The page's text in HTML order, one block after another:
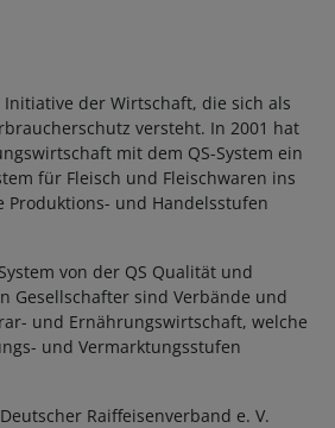
Initiative der Wirtschaft, die sich als
versteht. In 2001 hat
mit dem QS-System ein
für Fleisch und Fleischwaren ins
Produktions- und Handelsstufen
von der QS Qualität und
Gesellschafter sind Verbände und
und Ernährungswirtschaft, welche
und Vermarktungsstufen
Raiffeisenverband e. V.